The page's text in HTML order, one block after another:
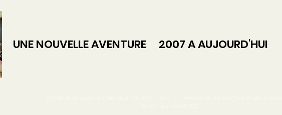
UNE NOUVELLE AVENTURE 2007 A AUJOURD'HUI